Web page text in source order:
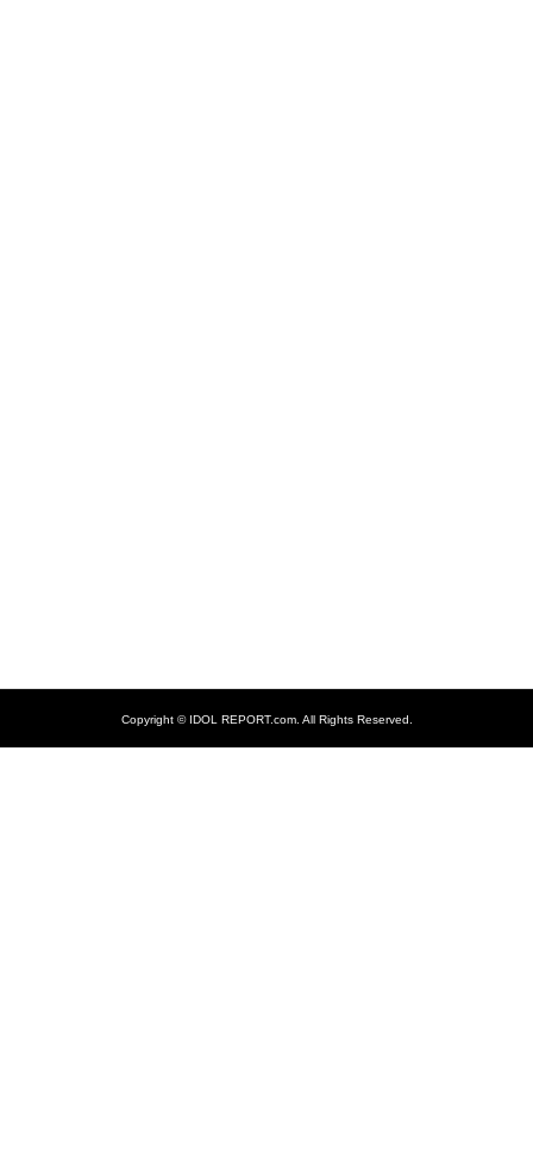
Copyright ©IDOL REPORT.com. All Rights Reserved.